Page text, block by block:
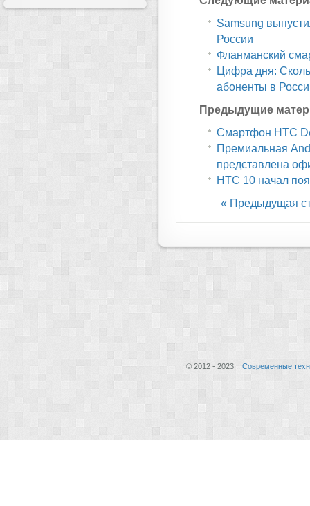
Samsung
России
Фланманский
Цифра дня:
абоненты в
Предыдущие
Смартфон HTC
Премиальная
представлена
HTC 10 начал
« Предыдущая
© 2012 - 2023 :: Современные